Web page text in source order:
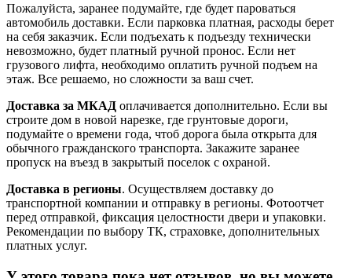
Пожалуйста, заранее подумайте, где будет пароваться
автомобиль доставки. Если парковка платная, расходы берет
на себя заказчик. Если подъехать к подъезду технически
невозможно, будет платный ручной пронос. Если нет
грузового лифта, необходимо оплатить ручной подъем на
этаж. Все решаемо, но сложности за ваш счет.
Доставка за МКАД оплачивается дополнительно. Если вы
строите дом в новой нарезке, где грунтовые дороги,
подумайте о времени года, чтоб дорога была открыта для
обычного гражданского транспорта. Закажите заранее
пропуск на въезд в закрытый поселок с охраной.
Доставка в регионы. Осуществляем доставку до
транспортной компании и отправку в регионы. Фотоотчет
перед отправкой, фиксация целостности двери и упаковки.
Рекомендации по выбору ТК, страховке, дополнительных
платных услуг.